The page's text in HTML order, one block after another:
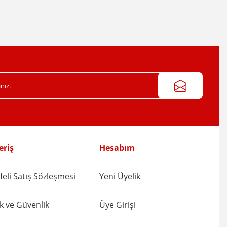
Satış Sözleşmesi
ve Güvenlik
Hesabım
Yeni Üyelik
Üye Girişi